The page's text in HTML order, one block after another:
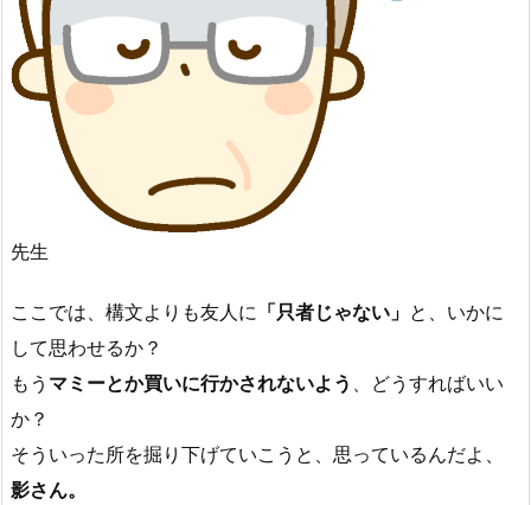
先生
ここでは、構文よりも友人に 「只者じゃない」 と、いかに
して思わせるか？
もう マミーとか買いに行かされないよう
、どうすればいい
か？
そういった所を掘り下げていこうと、思っているんだよ、
影さん。